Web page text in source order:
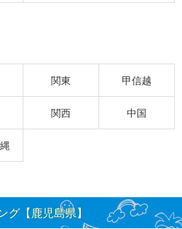
関東 甲信越
関西 中国
グ【鹿児島県】